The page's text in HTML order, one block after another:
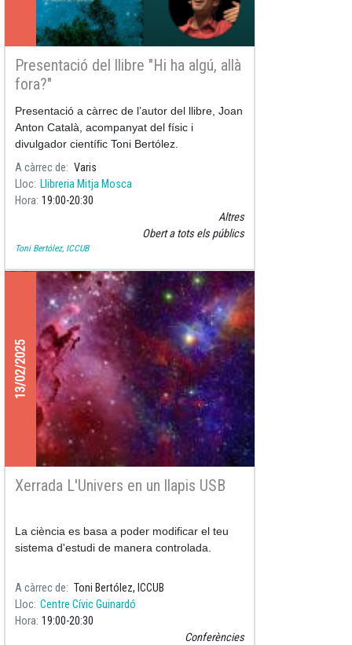
Presentació del llibre "Hi ha algú, allà
fora?"
Presentació a càrrec de l’autor del llibre, Joan
Anton Català, acompanyat del físic i
divulgador científic Toni Bertólez.
A càrrec de
Varis
Lloc Llibreria Mitja Mosca
Hora 19:00 20:30
Altres
Obert a tots els públics
Toni Bertólez, ICCUB
13/02/2025
Xerrada L'Univers en un llapis USB
La ciència es basa a poder modificar el teu
sistema d'estudi de manera controlada.
A càrrec de
Toni Bertólez, ICCUB
Lloc Centre Cívic Guinardó
Hora 19:00 20:30
Conferències